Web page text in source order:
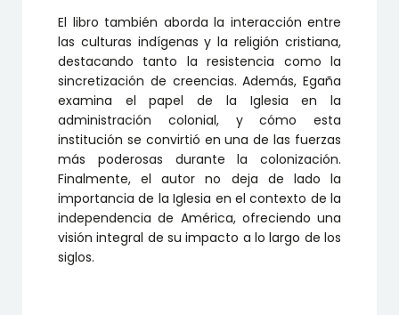
El libro también aborda la interacción entre
las culturas indígenas y la religión cristiana,
destacando tanto la resistencia como la
sincretización de creencias. Además, Egaña
examina el papel de la Iglesia en la
administración colonial, y cómo esta
institución se convirtió en una de las fuerzas
más poderosas durante la colonización.
Finalmente, el autor no deja de lado la
importancia de la Iglesia en el contexto de la
independencia de América, ofreciendo una
visión integral de su impacto a lo largo de los
siglos.